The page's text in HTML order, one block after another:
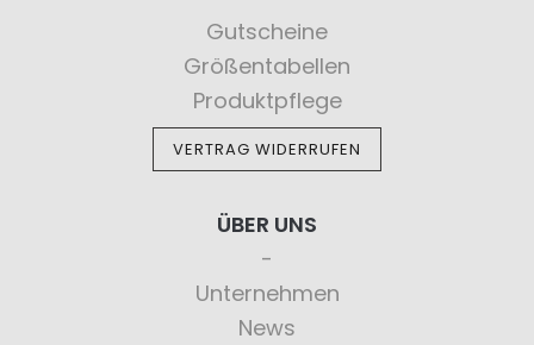
Gutscheine
Größentabellen
Produktpflege
VERTRAG WIDERRUFEN
ÜBER UNS
Unternehmen
News